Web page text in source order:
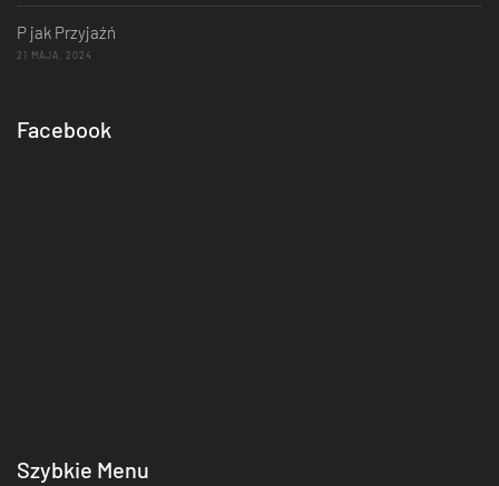
P jak Przyjaźń
21 MAJA, 2024
Facebook
Szybkie Menu